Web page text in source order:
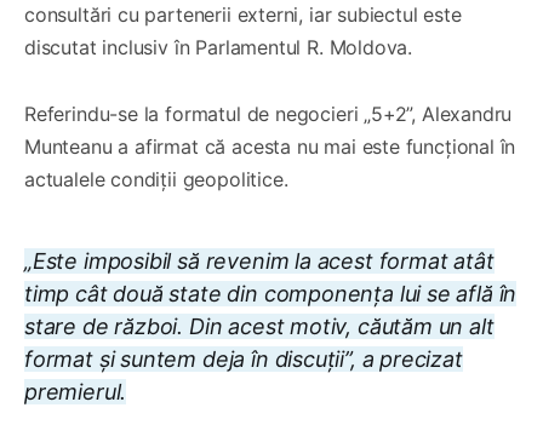
consultări cu partenerii externi, iar subiectul este
discutat inclusiv în Parlamentul R. Moldova.
Referindu-se la formatul de negocieri „5+2”, Alexandru
Munteanu a afirmat că acesta nu mai este funcțional în
actualele condiții geopolitice.
„Este imposibil să revenim la acest format atât
timp cât două state din componența lui se află în
stare de război. Din acest motiv, căutăm un alt
format și suntem deja în discuții”, a precizat
premierul.